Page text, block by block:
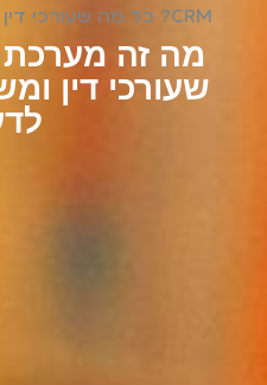
CRM? כל מה שעורכי דין ומשפטנים צריכים לדעת
שעורכי דין